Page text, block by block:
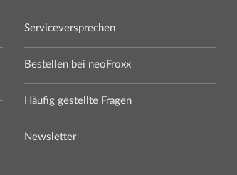
Serviceversprechen
Bestellen bei neoFroxx
Häufig gestellte Fragen
Newsletter